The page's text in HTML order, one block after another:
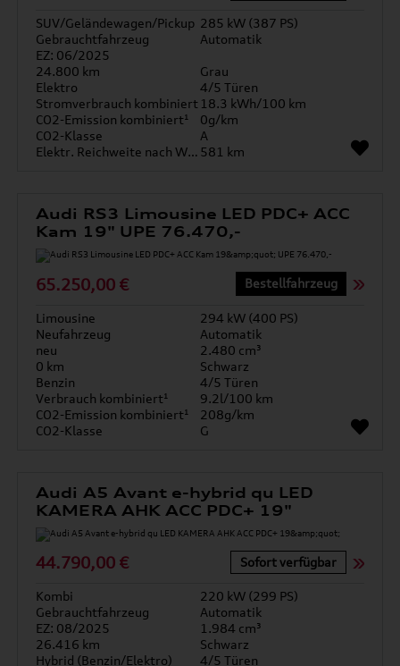
SUV/Geländewagen/Pickup 285 kW (387 PS)
Gebrauchtfahrzeug
Automatik
EZ: 06/2025
24.800 km
Grau
Elektro
4/5 Türen
Stromverbrauch kombiniert 18.3 kWh/100 km
CO2-Emission kombiniert¹
0g/km
CO2-Klasse
A
Elektr. Reichweite nach WLTP* 581 km
Audi RS3 Limousine LED PDC+ ACC
Kam 19" UPE 76.470,-
65.250,00 € Bestellfahrzeug
Limousine
294 kW (400 PS)
Neufahrzeug
Automatik
neu
2.480 cm³
0 km
Schwarz
Benzin
4/5 Türen
Verbrauch kombiniert¹
9.2l/100 km
CO2-Emission kombiniert¹
208g/km
CO2-Klasse
G
Audi A5 Avant e-hybrid qu LED
KAMERA AHK ACC PDC+ 19"
44.790,00 € Sofort verfügbar
Kombi
220 kW (299 PS)
Gebrauchtfahrzeug
Automatik
EZ: 08/2025
1.984 cm³
26.416 km
Schwarz
Hybrid (Benzin/Elektro)
4/5 Türen